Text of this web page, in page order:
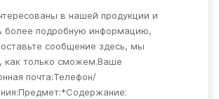
в нашей продукции и
более подробную информацию,
сообщение здесь, мы
как только сможем.Ваше
почта:Телефон/